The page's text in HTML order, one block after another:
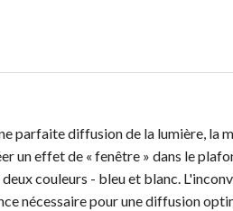
parfaite diffusion de la lumière, la
un effet de « fenêtre » dans le
couleurs - bleu et blanc.
nécessaire pour une diffusion